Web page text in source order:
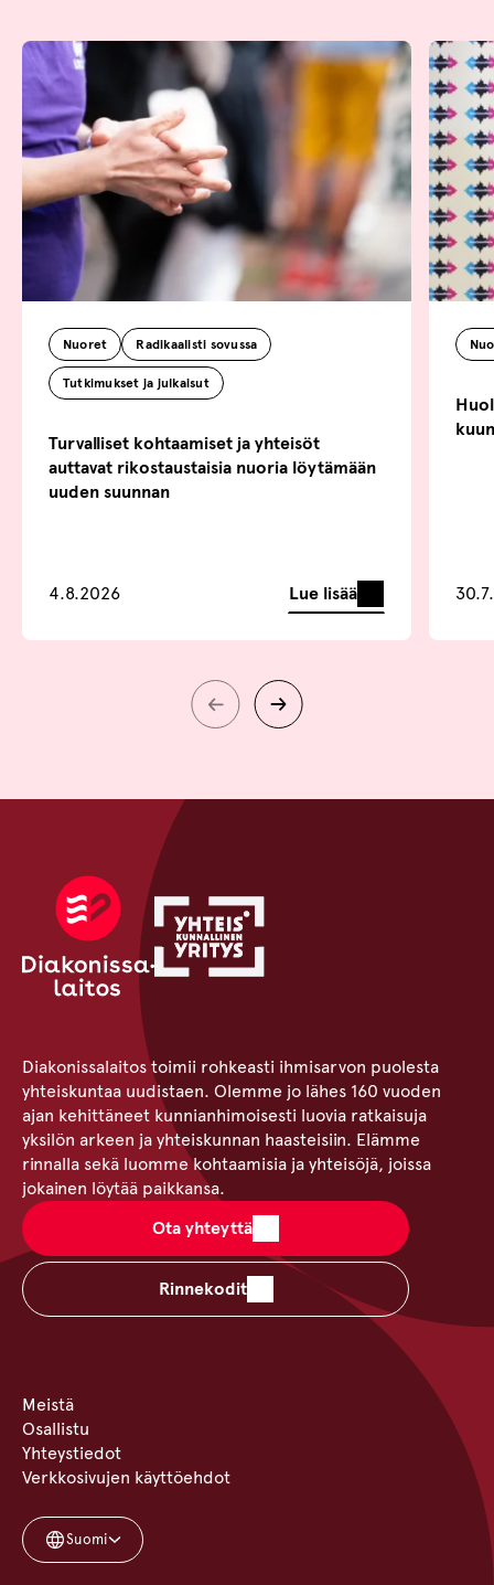
Nuoret Radikaalisti sovussa
Tutkimukset ja julkaisut
Turvalliset kohtaamiset ja yhteisöt
auttavat rikostaustaisia nuoria löytämään
uuden suunnan
4.8.2026 Lue lisää
Diakonissalaitos toimii rohkeasti ihmisarvon puolesta
yhteiskuntaa uudistaen. Olemme jo lähes 160 vuoden
ajan kehittäneet kunnianhimoisesti luovia ratkaisuja
yksilön arkeen ja yhteiskunnan haasteisiin. Elämme
rinnalla sekä luomme kohtaamisia ja yhteisöjä, joissa
jokainen löytää paikkansa.
Ota yhteyttä
Rinnekodit
Meistä
Osallistu
Yhteystiedot
Verkkosivujen käyttöehdot
Suomi